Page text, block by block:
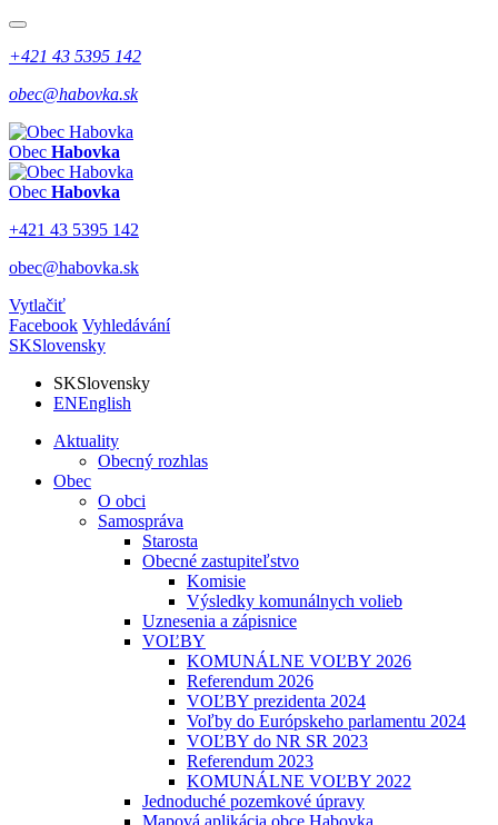
+421 43 5395 142
obec@habovka.sk
Obec Habovka
Obec Habovka
+421 43 5395 142
obec@habovka.sk
Vytlačiť
Facebook Vyhledávání
SKSlovensky
SKSlovensky
ENEnglish
Aktuality
Obecný rozhlas
Obec
O obci
Samospráva
Starosta
Obecné zastupiteľstvo
Komisie
Výsledky komunálnych volieb
Uznesenia a zápisnice
VOĽBY
KOMUNÁLNE VOĽBY 2026
Referendum 2026
VOĽBY prezidenta 2024
Voľby do Európskeho parlamentu 2024
VOĽBY do NR SR 2023
Referendum 2023
KOMUNÁLNE VOĽBY 2022
Jednoduché pozemkové úpravy
Mapová aplikácia obce Habovka